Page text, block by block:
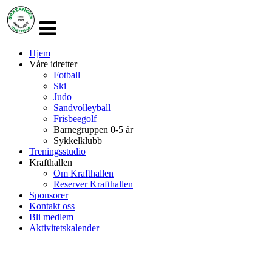
navigasjon
Hjem
Våre idretter
Fotball
Ski
Judo
Sandvolleyball
Frisbeegolf
Barnegruppen 0-5 år
Sykkelklubb
Treningsstudio
Krafthallen
Om Krafthallen
Reserver Krafthallen
Sponsorer
Kontakt oss
Bli medlem
Aktivitetskalender